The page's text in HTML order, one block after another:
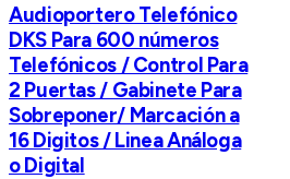
Audioportero Telefónico
DKS Para 600 números
Telefónicos / Control Para
2 Puertas / Gabinete Para
Sobreponer/ Marcación a
16 Digitos / Linea Análoga
o Digital